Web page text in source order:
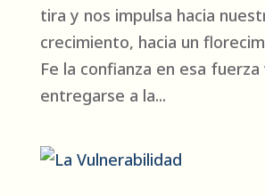
tira y nos impulsa hacia
crecimiento, hacia un
Fe la confianza en esa fuerza
entregarse a la...